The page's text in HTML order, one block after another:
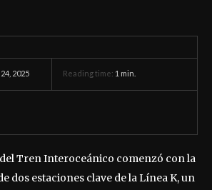
2025 Reading time: 1 min.
Tren Interoceánico comenzó con la
dos estaciones clave de la Línea K, un